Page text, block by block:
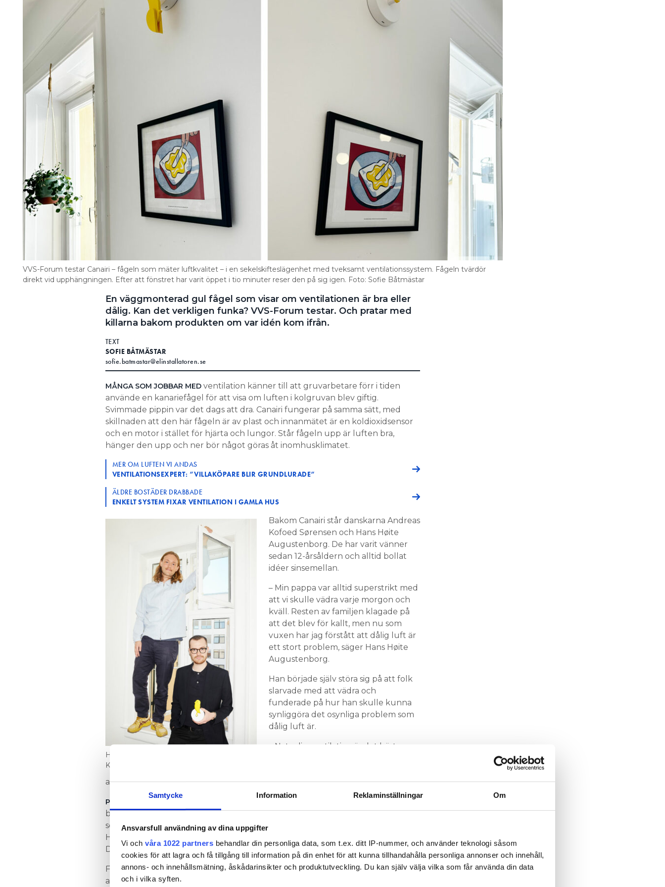
Samtycke Information Reklaminställningar Om
Ansvarsfull användning av dina uppgifter
Vi och våra 1022 partners behandlar din personliga data, som t.ex. ditt IP-nummer, och använder teknologi såsom
cookies för att lagra och få tillgång till information på din enhet för att kunna tillhandahålla personliga annonser och innehåll,
annons- och innehållsmätning, åskådarinsikter och produktutveckling. Du kan själv välja vilka som får använda din data
och i vilka syften.
Information om GDPR
Search for:
SEARCH
VVS-Forum testar Canairi – fågeln som mäter luftkvalitet – i en sekelskifteslägenhet med tveksamt ventilationssystem. Fågeln tvärdör
direkt vid upphängningen. Efter att fönstret har varit öppet i tio minuter reser den på sig igen. Foto: Sofie Båtmästar
En väggmonterad gul fågel som visar om ventilationen är bra eller
dålig. Kan det verkligen funka? VVS-Forum testar. Och pratar med
killarna bakom produkten om var idén kom ifrån.
TEXT
SOFIE BÅTMÄSTAR
sofie.batmastar@elinstallatoren.se
MÅNGA SOM JOBBAR MED ventilation känner till att gruvarbetare förr i tiden
använde en kanariefågel för att visa om luften i kolgruvan blev giftig.
Svimmade pippin var det dags att dra. Canairi fungerar på samma sätt, med
skillnaden att den här fågeln är av plast och innanmätet är en koldioxidsensor
och en motor i stället för hjärta och lungor. Står fågeln upp är luften bra,
hänger den upp och ner bör något göras åt inomhusklimatet.
MER OM LUFTEN VI ANDAS
VENTILATIONSEXPERT: ”VILLAKÖPARE BLIR GRUNDLURADE”
ÄLDRE BOSTÄDER DRABBADE
ENKELT SYSTEM FIXAR VENTILATION I GAMLA HUS
Hans Høite Augustenborg och Andreas
Kofoed Sørensen.
Bakom Canairi står danskarna Andreas
Kofoed Sørensen och Hans Høite
Augustenborg. De har varit vänner
sedan 12-årsåldern och alltid bollat
idéer sinsemellan.
– Min pappa var alltid superstrikt med
att vi skulle vädra varje morgon och
kväll. Resten av familjen klagade på
att det blev för kallt, men nu som
vuxen har jag förstått att dålig luft är
ett stort problem, säger Hans Høite
Augustenborg.
Han började själv störa sig på att folk
slarvade med att vädra och
funderade på hur han skulle kunna
synliggöra det osynliga problem som
dålig luft är.
– Naturlig ventilation är det bästa
att luften utomhus kan vara upp till fem gånger renare än den inomhus.
PRECIS SOM NÄR
han var tolv vände han sig till Andreas Kofoed Sørensen och de
började brainstorma. Historien om gruvarbetarna som använde en kanariefågel
som koldioxidsensor kom upp vilket ledde till denna, mer djurvänliga produkt.
Hans och Andreas tog hjälp av två ingenjörer inom produktion och hållbarhet.
Dessutom har de samarbetat med en stor tillverkare av koldioxidsensorer.
Framförallt ville de ha en enkel lösning som skulle passa alla typer av
användare.